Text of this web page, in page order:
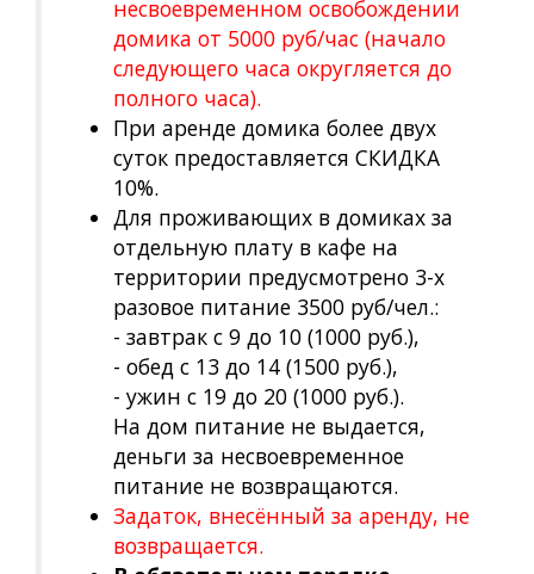
несвоевременном освобождении
домика от 5000 руб/час (начало
следующего часа округляется до
полного часа).
При аренде домика более двух
суток предоставляется СКИДКА
10%.
Для проживающих в домиках за
отдельную плату в кафе на
территории предусмотрено 3-х
разовое питание 3500 руб/чел.:
- завтрак с 9 до 10 (1000 руб.),
- обед с 13 до 14 (1500 руб.),
- ужин с 19 до 20 (1000 руб.).
На дом питание не выдается,
деньги за несвоевременное
питание не возвращаются.
Задаток, внесённый за аренду, не
возвращается.